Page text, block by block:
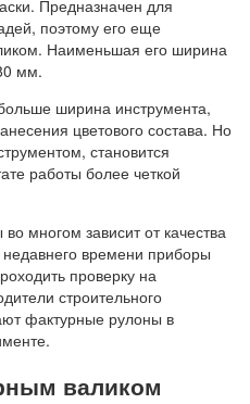
Предназначен для
поэтому его еще
Наименьшая его ширина
мм.
ширина инструмента,
цветового состава. Но
становится
работы более четкой
многом зависит от качества
времени приборы
проверку на
строительного
фактурные рулоны в
валиком